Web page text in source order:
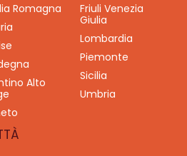
Romagna
Friuli Venezia
Giulia
Lombardia
Piemonte
Sicilia
Alto
Umbria